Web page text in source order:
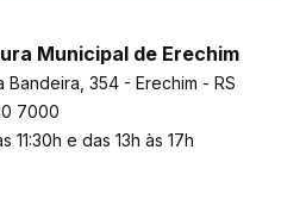
Municipal de Erechim
Bandeira, 354 - Erechim - RS
7000
11:30h e das 13h às 17h